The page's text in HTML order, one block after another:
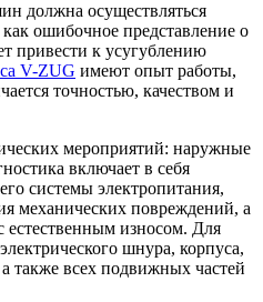
должна осуществляться
ошибочное представление о
привести к усугублению
V-ZUG имеют опыт работы,
точностью, качеством и
мероприятий: наружные
включает в себя
системы электропитания,
механических повреждений, а
естественным износом. Для
шнура, корпуса,
также всех подвижных частей